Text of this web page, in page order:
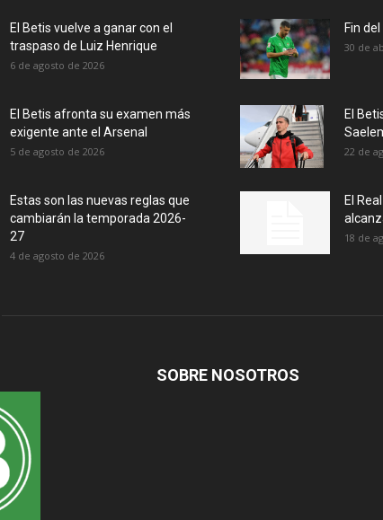
El Betis vuelve a ganar con el
traspaso de Luiz Henrique
6 de agosto de 2026
El Betis afronta su examen más
exigente ante el Arsenal
5 de agosto de 2026
Estas son las nuevas reglas que
cambiarán la temporada 2026-
27
4 de agosto de 2026
Fin
30 de
El
22 de
El
18 de
SOBRE NOSOTROS